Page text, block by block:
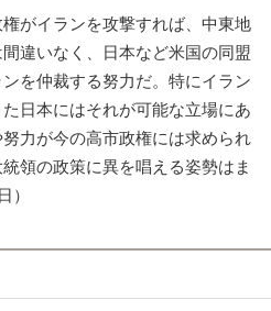
がイランを攻撃すれば、中東地
違いなく、日本など米国の同盟
を仲裁する努力だ。特にイラン
日本にはそれが可能な立場にあ
力が今の高市政権には求められ
領の政策に異を唱える姿勢はま
）